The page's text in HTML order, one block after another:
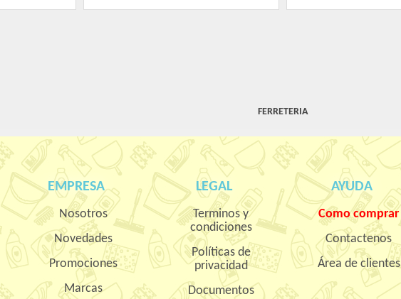
FERRETERIA
EMPRESA
Nosotros
Novedades
Promociones
Marcas
LEGAL
Terminos y
condiciones
Políticas de
privacidad
Documentos
AYUDA
Como comprar
Contactenos
Área de clientes